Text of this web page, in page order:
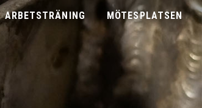
ARBETSTRÄNING MÖTESPLATSEN